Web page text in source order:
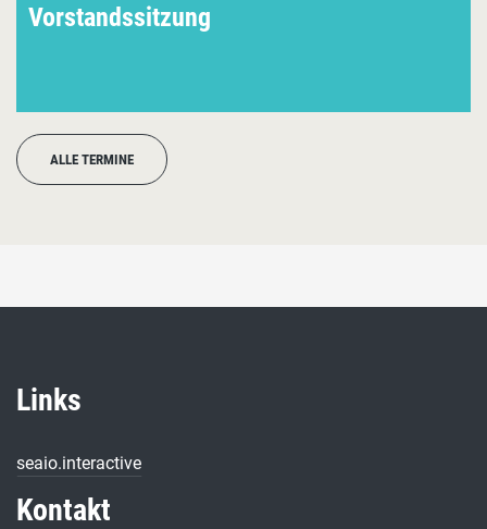
Vorstandssitzung
ALLE TERMINE
Links
seaio.interactive
Kontakt